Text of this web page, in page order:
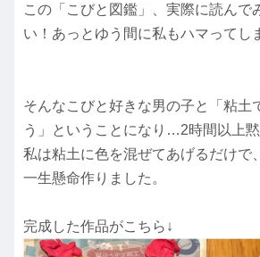
この「こびと図鑑」、実際に読んで
い！あっとゆう間に私もハマってし
そんなこびと好きな男の子と「粘土
う」ということになり…2時間以上黙
私は粘土に色を混ぜてあげるだけで
一生懸命作りました。
完成した作品がこちら↓